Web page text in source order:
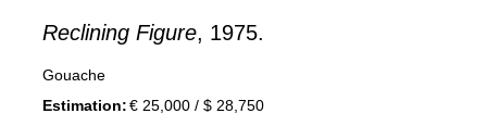
Reclining Figure, 1975.
Gouache
Estimation:€ 25,000 / $ 28,750